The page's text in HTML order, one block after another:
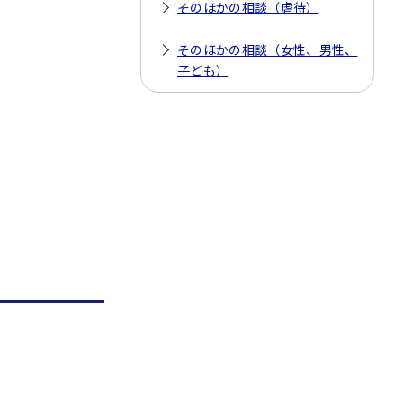
そのほかの相談（虐待）
そのほかの相談（女性、男性、
子ども）